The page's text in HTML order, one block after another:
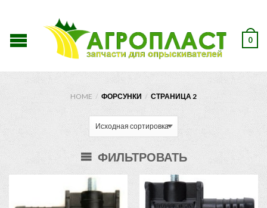
0
HOME / ФОРСУНКИ / СТРАНИЦА 2
ФИЛЬТРОВАТЬ